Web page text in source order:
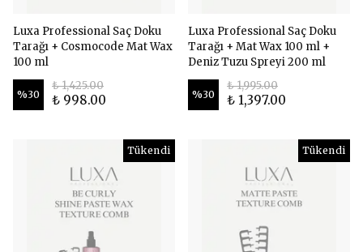
Luxa Professional Saç Doku
Tarağı + Cosmocode Mat Wax
100 ml
%30
₺ 1,425.00
₺ 998.00
Luxa Professional Saç Doku
Tarağı + Mat Wax 100 ml +
Deniz Tuzu Spreyi 200 ml
%30
₺ 1,995.00
₺ 1,397.00
Tükendi Tükendi